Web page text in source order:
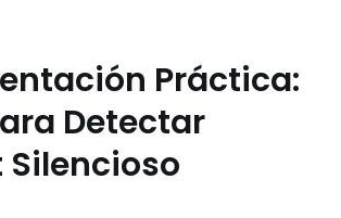
Práctica:
Detectar
Silencioso